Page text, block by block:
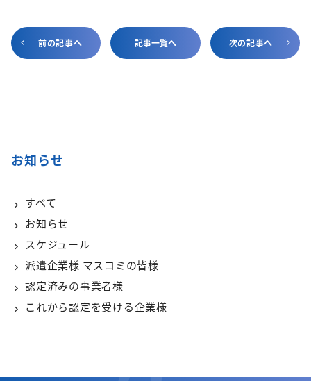
前の記事へ 記事一覧へ 次の記事へ
お知らせ
すべて
お知らせ
スケジュール
派遣企業様 マスコミの皆様
認定済みの事業者様
これから認定を受ける企業様